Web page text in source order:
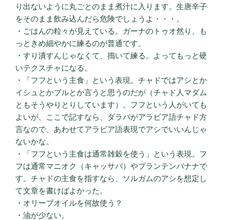
り出ないように丸ごとのまま煮汁に入ります。生唐辛子
をそのまま飲み込んだら危険でしょうよ・・・。
・ごはんの粒々が見えている。ガーナのトゥオ然り、も
っときめ細やかに練るのが普通です。
・すり潰すんじゃなくて、搗いて練る。よってもっと硬
いテクスチャになる。
・「フフという主食」という表現。チャドではアシとか
イシュとかブルとか言うと思うのだが（チャド人マダム
ともそうやりとりしています）。フフという人がいても
よいが、ここで記すなら、ダラバがアラビア語チャド方
言なので、あわせてアラビア語表現でアシでいいんじゃ
ないかな。
・「フフという主食は通常雑穀を使う」という表現。フ
フは通常マニオク（キャッサバ）やプランテンバナナで
す。チャドの主食を指すなら、ソルガムのアシを想定し
て文章を書けばよかった。
・オリーブオイルを何故使う？
・油が少ない。